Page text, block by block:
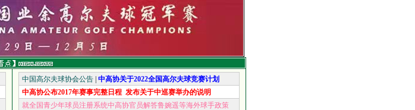
中国高尔夫球协会公告 中高协关于2022全国高尔夫球竞赛计划
中高协公布2017年赛事完整日程 发布关于中巡赛举办的说明
就全国青少年球员注册系统中高协官员解答鲁婉遥等海外球手政策